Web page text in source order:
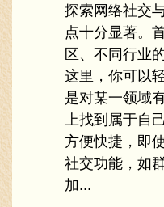
探索网络社交
点十分显著。
区、不同行业
这里，你可以
是对某一领域
上找到属于自
方便快捷，即
社交功能，如
加...